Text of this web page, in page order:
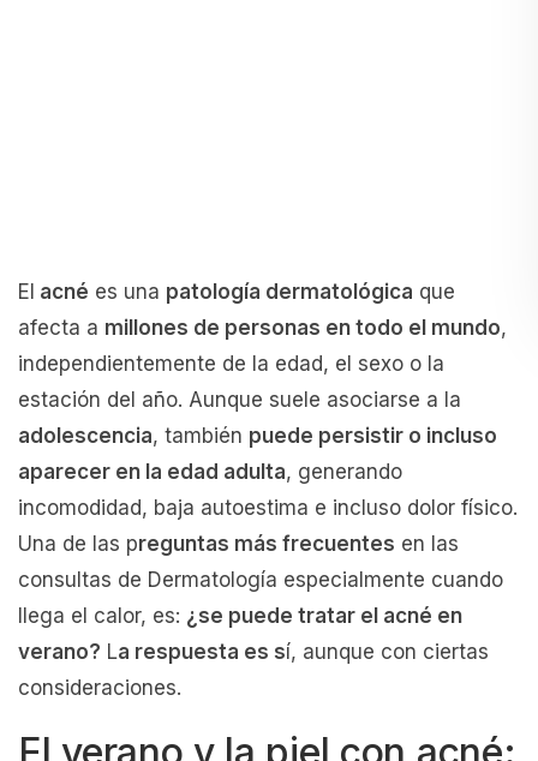
El acné es una patología dermatológica que
afecta a millones de personas en todo el mundo,
independientemente de la edad, el sexo o la
estación del año. Aunque suele asociarse a la
adolescencia, también puede persistir o incluso
aparecer en la edad adulta, generando
incomodidad, baja autoestima e incluso dolor físico.
Una de las preguntas más frecuentes en las
consultas de Dermatología especialmente cuando
llega el calor, es: ¿se puede tratar el acné en
verano? La respuesta es sí, aunque con ciertas
consideraciones.